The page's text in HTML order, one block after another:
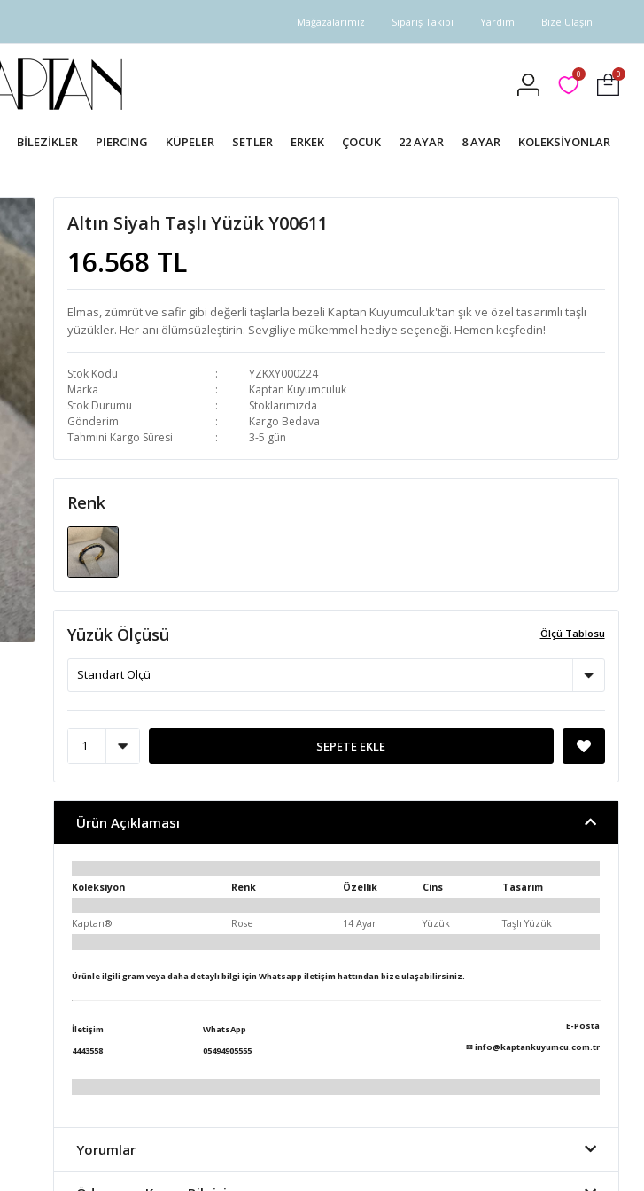
Mağazalarımız Sipariş Takibi Yardım Bize Ulaşın
0 0
BİLEZİKLER PIERCING KÜPELER SETLER ERKEK ÇOCUK 22 AYAR 8 AYAR KOLEKSİYONLAR
Altın Siyah Taşlı Yüzük Y00611
16.568 TL
Elmas, zümrüt ve safir gibi değerli taşlarla bezeli Kaptan Kuyumculuk'tan şık ve özel tasarımlı taşlı
yüzükler. Her anı ölümsüzleştirin. Sevgiliye mükemmel hediye seçeneği. Hemen keşfedin!
Stok Kodu
YZKXY000224
Marka
Kaptan Kuyumculuk
Stok Durumu
Stoklarımızda
Gönderim
Kargo Bedava
Tahmini Kargo Süresi
3-5 gün
Renk
Ölçü Tablosu
Yüzük Ölçüsü
SEPETE EKLE
Ürün Açıklaması
Koleksiyon Renk Özellik Cins Tasarım
Kaptan® Rose 14 Ayar Yüzük Taşlı Yüzük
Ürünle ilgili gram veya daha detaylı bilgi için Whatsapp iletişim hattından bize ulaşabilirsiniz.
İletişim
4443558
WhatsApp
05494905555
E-Posta
✉info@kaptankuyumcu.com.tr
Yorumlar